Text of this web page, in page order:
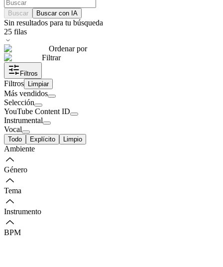
Buscar Buscar con IA
Sin resultados para tu búsqueda
25 filas
Ordenar por
Filtrar
Filtros
Filtros Limpiar
Más vendidos
Selección
YouTube Content ID
Instrumental
Vocal
Todo Explícito Limpio
Ambiente
Género
Tema
Instrumento
BPM